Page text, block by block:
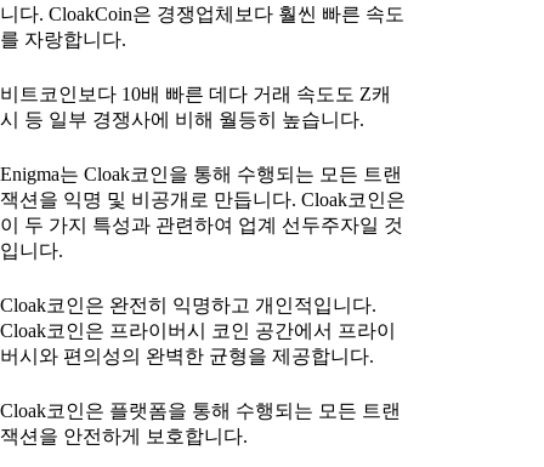
니다. CloakCoin은 경쟁업체보다 훨씬 빠른 속도
를 자랑합니다.
비트코인보다 10배 빠른 데다 거래 속도도 Z캐
시 등 일부 경쟁사에 비해 월등히 높습니다.
Enigma는 Cloak코인을 통해 수행되는 모든 트랜
잭션을 익명 및 비공개로 만듭니다. Cloak코인은
이 두 가지 특성과 관련하여 업계 선두주자일 것
입니다.
Cloak코인은 완전히 익명하고 개인적입니다.
Cloak코인은 프라이버시 코인 공간에서 프라이
버시와 편의성의 완벽한 균형을 제공합니다.
Cloak코인은 플랫폼을 통해 수행되는 모든 트랜
잭션을 안전하게 보호합니다.